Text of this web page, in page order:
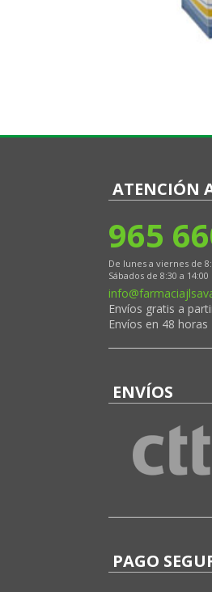
ATENCIÓN
965
De lunes a viernes de
Sábados de 8:30 a 14:00
Envíos gratis a
Envíos en 48 horas
ENVÍOS
PAGO